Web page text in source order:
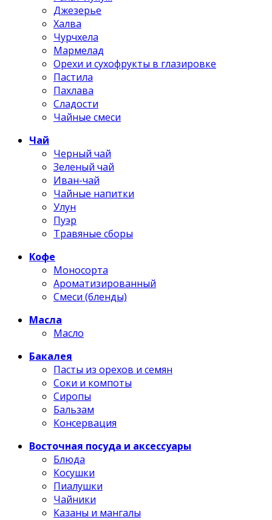
Джезерье
Халва
Чурчхела
Мармелад
Орехи и сухофрукты в глазировке
Пастила
Пахлава
Сладости
Чайные смеси
Чай
Черный чай
Зеленый чай
Иван-чай
Чайные напитки
Улун
Пуэр
Травяные сборы
Кофе
Моносорта
Ароматизированный
Смеси (бленды)
Масла
Масло
Бакалея
Пасты из орехов и семян
Соки и компоты
Сиропы
Бальзам
Консервация
Восточная посуда и аксессуары
Блюда
Косушки
Пиалушки
Чайники
Казаны и мангалы